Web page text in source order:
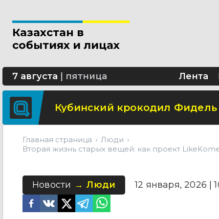
Казахстан в
событиях и лицах
7 августа пятница Лента
Школьница из Астаны
В области Абай построят
Кубинский крокодил
Главная страница
Люди
Вторая жизнь старых вещей: как проект
Новости Люди 12 января, 2026 |